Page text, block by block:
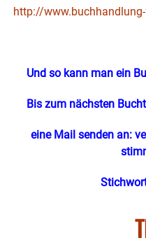
http://
Und so kann man ein
Bis zum nächsten
eine Mail senden an: